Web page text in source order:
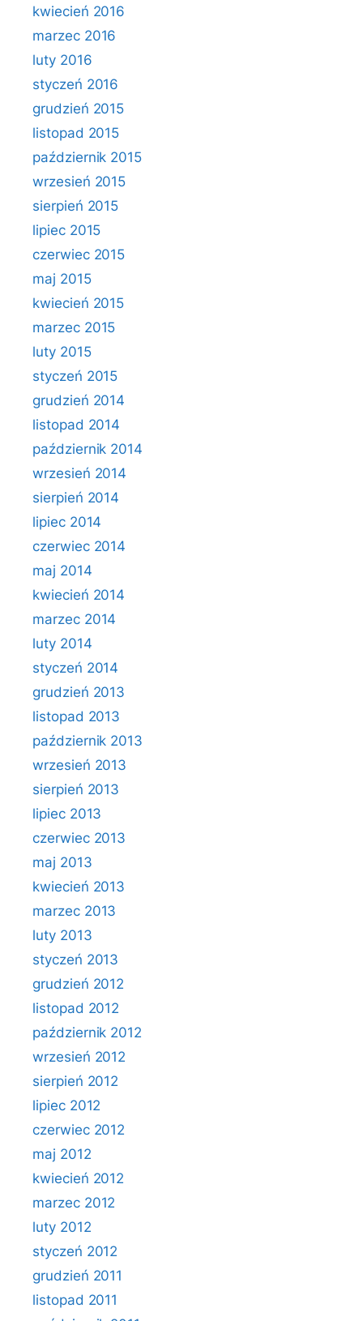
kwiecień 2016
marzec 2016
luty 2016
styczeń 2016
grudzień 2015
listopad 2015
październik 2015
wrzesień 2015
sierpień 2015
lipiec 2015
czerwiec 2015
maj 2015
kwiecień 2015
marzec 2015
luty 2015
styczeń 2015
grudzień 2014
listopad 2014
październik 2014
wrzesień 2014
sierpień 2014
lipiec 2014
czerwiec 2014
maj 2014
kwiecień 2014
marzec 2014
luty 2014
styczeń 2014
grudzień 2013
listopad 2013
październik 2013
wrzesień 2013
sierpień 2013
lipiec 2013
czerwiec 2013
maj 2013
kwiecień 2013
marzec 2013
luty 2013
styczeń 2013
grudzień 2012
listopad 2012
październik 2012
wrzesień 2012
sierpień 2012
lipiec 2012
czerwiec 2012
maj 2012
kwiecień 2012
marzec 2012
luty 2012
styczeń 2012
grudzień 2011
listopad 2011